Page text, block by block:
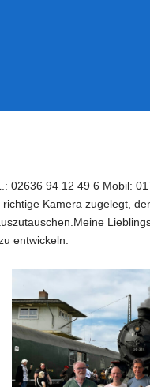
02636 94 12 49 6 Mobil:
Kamera zugelegt,
entwickeln.